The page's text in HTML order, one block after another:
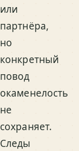
или
партнёра,
но
конкретный
повод
окаменелость
не
сохраняет.
Следы